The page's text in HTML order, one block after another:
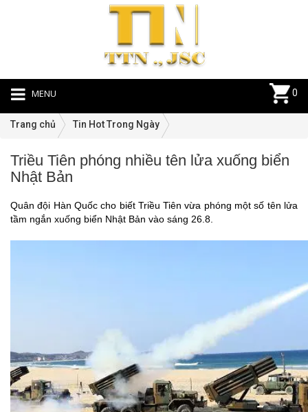
MENU 0
Trang chủ Tin Hot Trong Ngày
Triều Tiên phóng nhiều tên lửa xuống biển
Nhật Bản
Quân đội Hàn Quốc cho biết Triều Tiên vừa phóng một số tên lửa
tầm ngắn xuống biển Nhật Bản vào sáng 26.8.